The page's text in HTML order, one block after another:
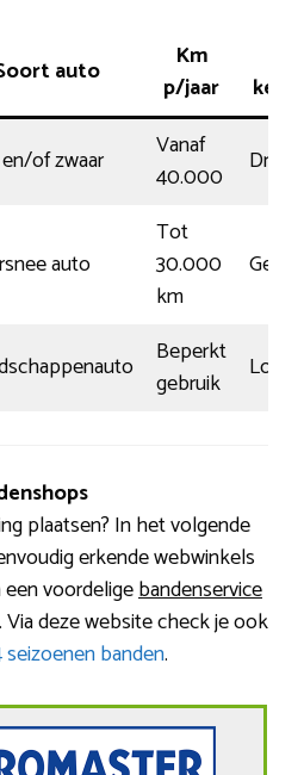
auto
Km
p/jaar
of zwaar
Vanaf
40.000
Driftig
auto
Tot
30.000
km
Beperkt
gebruik
Log
plaatsen? In het volgende
erkende webwinkels
voordeligebandenservice
deze website check je ook
seizoenen banden.